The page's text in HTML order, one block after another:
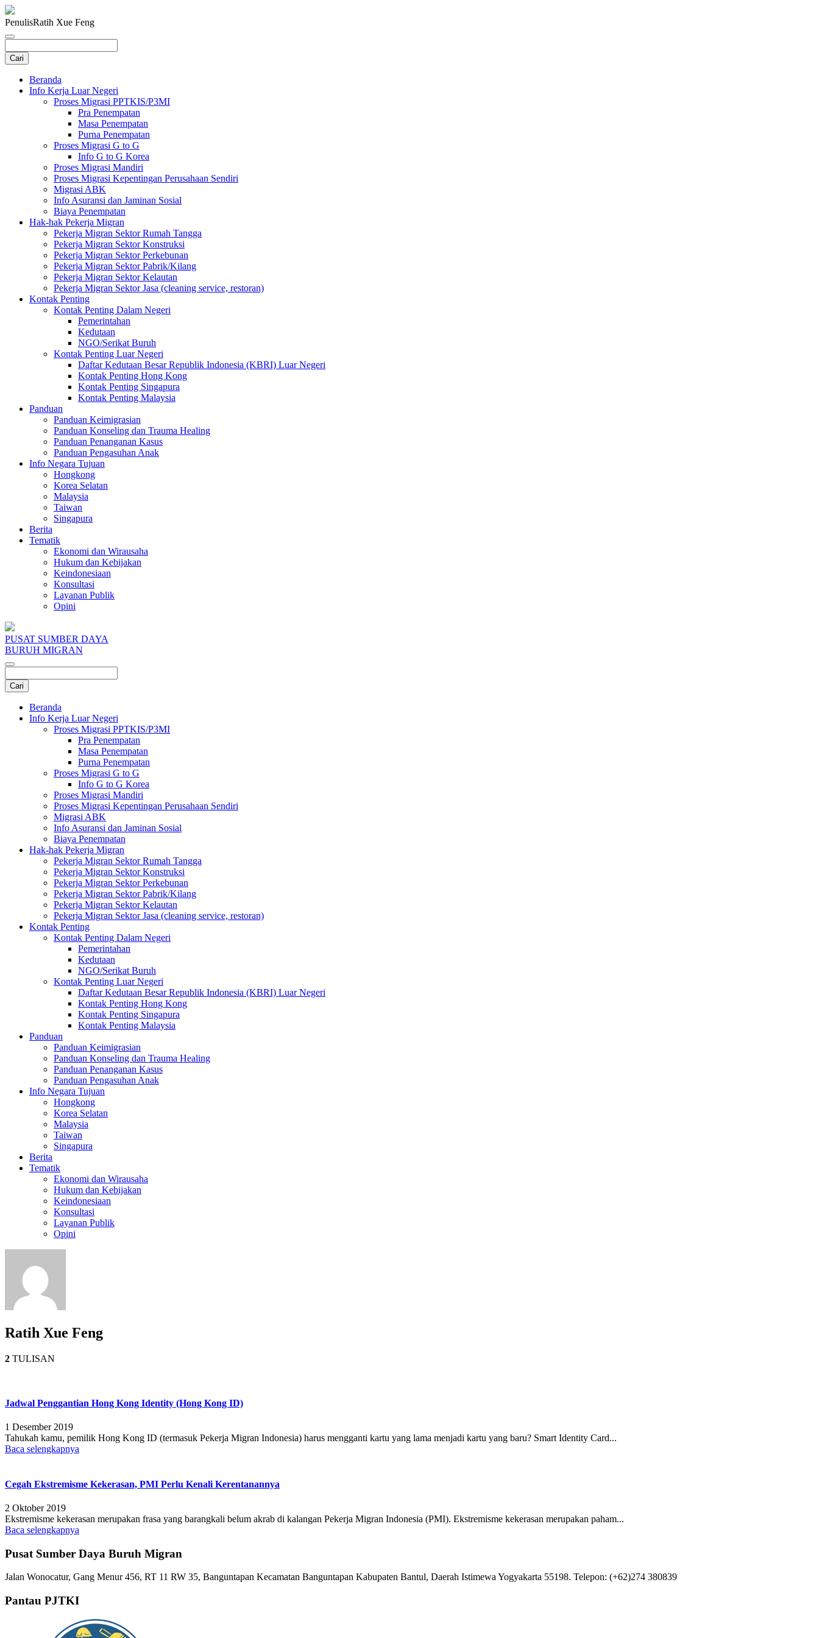
PenulisRatih Xue Feng
Beranda
Info Kerja Luar Negeri
Proses Migrasi PPTKIS/P3MI
Pra Penempatan
Masa Penempatan
Purna Penempatan
Proses Migrasi G to G
Info G to G Korea
Proses Migrasi Mandiri
Proses Migrasi Kepentingan Perusahaan Sendiri
Migrasi ABK
Info Asuransi dan Jaminan Sosial
Biaya Penempatan
Hak-hak Pekerja Migran
Pekerja Migran Sektor Rumah Tangga
Pekerja Migran Sektor Konstruksi
Pekerja Migran Sektor Perkebunan
Pekerja Migran Sektor Pabrik/Kilang
Pekerja Migran Sektor Kelautan
Pekerja Migran Sektor Jasa (cleaning service, restoran)
Kontak Penting
Kontak Penting Dalam Negeri
Pemerintahan
Kedutaan
NGO/Serikat Buruh
Kontak Penting Luar Negeri
Daftar Kedutaan Besar Republik Indonesia (KBRI) Luar Negeri
Kontak Penting Hong Kong
Kontak Penting Singapura
Kontak Penting Malaysia
Panduan
Panduan Keimigrasian
Panduan Konseling dan Trauma Healing
Panduan Penanganan Kasus
Panduan Pengasuhan Anak
Info Negara Tujuan
Hongkong
Korea Selatan
Malaysia
Taiwan
Singapura
Berita
Tematik
Ekonomi dan Wirausaha
Hukum dan Kebijakan
Keindonesiaan
Konsultasi
Layanan Publik
Opini
PUSAT SUMBER DAYA
BURUH MIGRAN
Beranda
Info Kerja Luar Negeri
Proses Migrasi PPTKIS/P3MI
Pra Penempatan
Masa Penempatan
Purna Penempatan
Proses Migrasi G to G
Info G to G Korea
Proses Migrasi Mandiri
Proses Migrasi Kepentingan Perusahaan Sendiri
Migrasi ABK
Info Asuransi dan Jaminan Sosial
Biaya Penempatan
Hak-hak Pekerja Migran
Pekerja Migran Sektor Rumah Tangga
Pekerja Migran Sektor Konstruksi
Pekerja Migran Sektor Perkebunan
Pekerja Migran Sektor Pabrik/Kilang
Pekerja Migran Sektor Kelautan
Pekerja Migran Sektor Jasa (cleaning service, restoran)
Kontak Penting
Kontak Penting Dalam Negeri
Pemerintahan
Kedutaan
NGO/Serikat Buruh
Kontak Penting Luar Negeri
Daftar Kedutaan Besar Republik Indonesia (KBRI) Luar Negeri
Kontak Penting Hong Kong
Kontak Penting Singapura
Kontak Penting Malaysia
Panduan
Panduan Keimigrasian
Panduan Konseling dan Trauma Healing
Panduan Penanganan Kasus
Panduan Pengasuhan Anak
Info Negara Tujuan
Hongkong
Korea Selatan
Malaysia
Taiwan
Singapura
Berita
Tematik
Ekonomi dan Wirausaha
Hukum dan Kebijakan
Keindonesiaan
Konsultasi
Layanan Publik
Opini
Ratih Xue Feng
2 TULISAN
Jadwal Penggantian Hong Kong Identity (Hong Kong ID)
1 Desember 2019
Tahukah kamu, pemilik Hong Kong ID (termasuk Pekerja Migran Indonesia) harus mengganti kartu yang lama menjadi kartu yang baru? Smart Identity Card...
Baca selengkapnya
Cegah Ekstremisme Kekerasan, PMI Perlu Kenali Kerentanannya
2 Oktober 2019
Ekstremisme kekerasan merupakan frasa yang barangkali belum akrab di kalangan Pekerja Migran Indonesia (PMI). Ekstremisme kekerasan merupakan paham...
Baca selengkapnya
Pusat Sumber Daya Buruh Migran
Jalan Wonocatur, Gang Menur 456, RT 11 RW 35, Banguntapan Kecamatan Banguntapan Kabupaten Bantul, Daerah Istimewa Yogyakarta 55198. Telepon: (+62)274 380839
Pantau PJTKI